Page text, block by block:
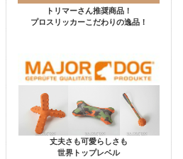
トリマーさん推奨商品！
プロスリッカーこだわりの逸品！
丈夫さも可愛らしさも
世界トップレベル